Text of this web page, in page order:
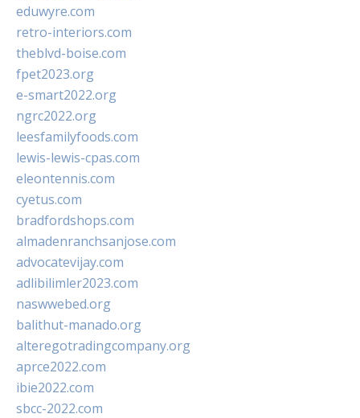
eduwyre.com
retro-interiors.com
theblvd-boise.com
fpet2023.org
e-smart2022.org
ngrc2022.org
leesfamilyfoods.com
lewis-lewis-cpas.com
eleontennis.com
cyetus.com
bradfordshops.com
almadenranchsanjose.com
advocatevijay.com
adlibilimler2023.com
naswwebed.org
balithut-manado.org
alteregotradingcompany.org
aprce2022.com
ibie2022.com
sbcc-2022.com